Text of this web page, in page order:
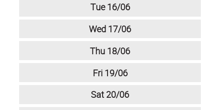
Tue16/06
Wed 17/06
Thu 18/06
Fri19/06
Sat 20/06